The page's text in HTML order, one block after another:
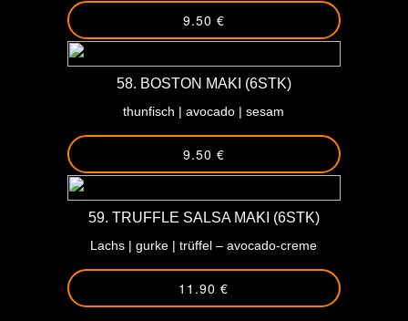
9.50 €
58. BOSTON MAKI (6STK)
thunfisch | avocado | sesam
9.50 €
59. TRUFFLE SALSA MAKI (6STK)
Lachs | gurke | trüffel – avocado-creme
11.90 €